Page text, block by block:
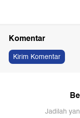
Komentar
Kirim Komentar
Jadilah